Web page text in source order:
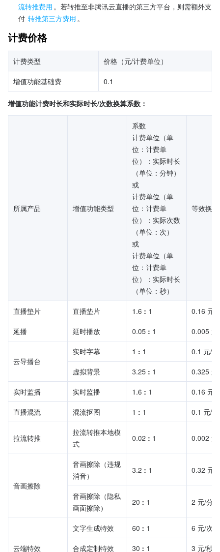
流转推费用 。若转推至非腾讯云直播的第三方平台，则需额外支
付 转推第三方费用 。
计费价格
计费类型 价格（元/计费单位）
增值功能基础费 0.1
增值功能计费时长和实际时长/次数换算系数：
所属产品 增值功能类型
系数
计费单位（单
位：计费单
位）：实际时长
（单位：分钟）
或
计费单位（单
位：计费单
位）：实际次数
（单位：次）
或
计费单位（单
位：计费单
位）：实际时长
（单位：秒）
等效换
直播垫片 直播垫片 1.6 : 1 0.16 元/
延播 延时播放 0.05 : 1 0.005 元
云导播台
实时字幕 1 : 1 0.1 元/
虚拟背景 3.25 : 1 0.325 元
实时监播 实时监播 1.6 : 1 0.16 元/
直播混流 混流抠图 1 : 1 0.1 元/
拉流转推
拉流转推本地模
式
0.02 : 1 0.002 元
音画擦除
音画擦除（违规
消音）
3.2 : 1 0.32 元/
音画擦除（隐私
画面擦除）
20 : 1 2 元/分钟
云端特效
文字生成特效 60 : 1 6 元/次
合成定制特效 30 : 1 3 元/秒